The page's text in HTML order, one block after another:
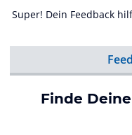
Super! Dein Feedback
Finde